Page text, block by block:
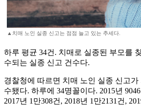
▲치매 노인 실종 신고는 점점 늘고 있는 추세다.
하루 평균 34건. 치매로 실종된 부모를
수되는 실종 신고 건수다.
경찰청에 따르면 치매 노인 실종 신고가
수됐다. 하루에 34명꼴이다. 2015년
2017년 1만308건, 2018년 1만2131건,